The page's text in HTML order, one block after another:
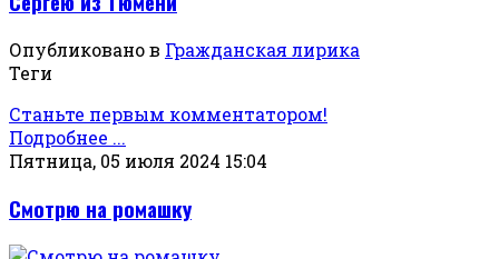
Опубликовано в Гражданская лирика
Теги
Станьте первым комментатором!
Подробнее ...
Пятница, 05 июля 2024 15:04
Смотрю на ромашку